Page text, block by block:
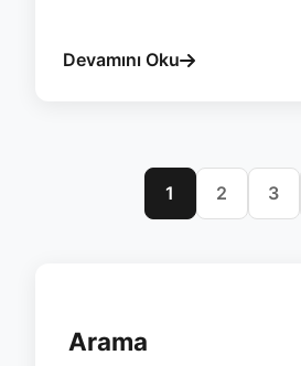
Devamını Oku
1 2 3
Arama